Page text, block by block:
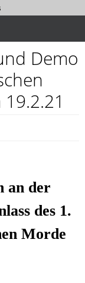
Demo
an der
des 1.
Mor­de